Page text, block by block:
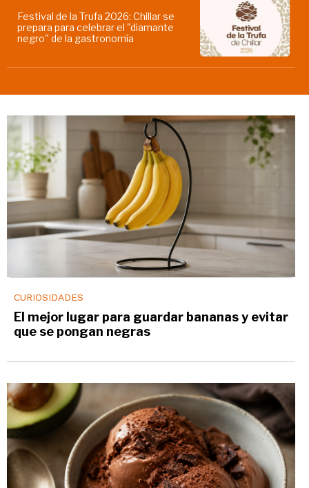
Festival de la Trufa 2026: Chillar se
prepara para celebrar el "diamante
negro" de la gastronomía
CURIOSIDADES
El mejor lugar para guardar bananas y evitar
que se pongan negras